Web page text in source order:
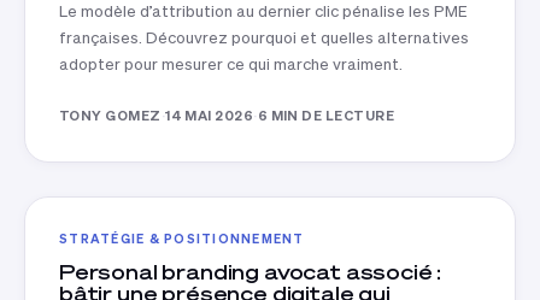
Le modèle d’attribution au dernier clic pénalise les PME
françaises. Découvrez pourquoi et quelles alternatives
adopter pour mesurer ce qui marche vraiment.
TONY GOMEZ ·14 MAI 2026· 6 MIN DE LECTURE
STRATÉGIE & POSITIONNEMENT
Personal branding avocat associé :
bâtir une présence digitale qui